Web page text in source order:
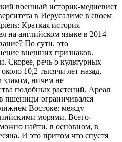
военный историк-медиевист
в Иерусалиме в своем
Краткая история
на английском языке в 2014
По сути, это
внешних признаков.
Скорее, речь о культурных
10,2 тысячи лет назад,
ничем не
подобных растений. Ареал
пшеницы ограничивался
Востоке: между
морями. Всего-
найти, в основном, в
И это притом что спустя